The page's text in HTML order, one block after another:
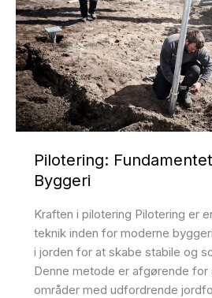
Pilotering:
Byggeri
Kraften i pilotering Pilotering er
teknik inden for moderne
i jorden for at skabe stabile og
Denne metode er afgørende
områder med udfordrende